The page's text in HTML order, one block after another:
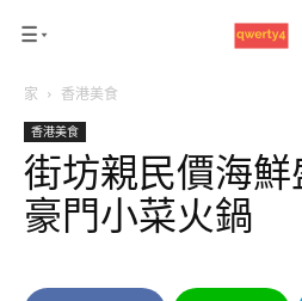
家 香港美食
香港美食
街坊親民價海
豪門小菜火鍋